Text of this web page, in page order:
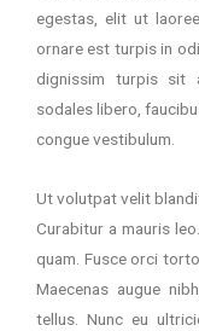
egestas, elit ut
ornare est turpis in
dignissim turpis sit
sodales libero,
congue vestibulum.
Ut volutpat velit
Curabitur a mauris
quam. Fusce orci
Maecenas augue
tellus. Nunc eu